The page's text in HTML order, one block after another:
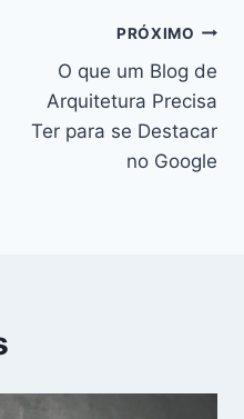
PRÓXIMO
O que um Blog de
Arquitetura Precisa
Ter para se Destacar
no Google